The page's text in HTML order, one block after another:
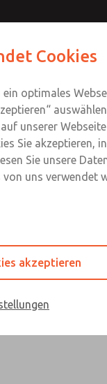
Cookies
optimales
unserer
Sie akzeptieren,
Sie unsere
uns verwendet
akzeptieren